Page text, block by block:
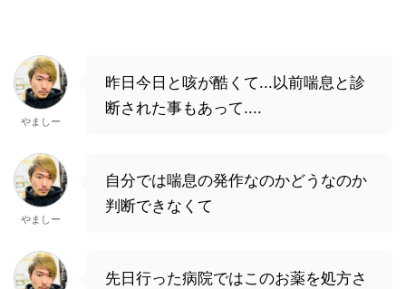
やましー
昨日今日と咳が酷くて...以前喘息と診
断された事もあって....
やましー
自分では喘息の発作なのかどうなのか
判断できなくて
先日行った病院ではこのお薬を処方さ